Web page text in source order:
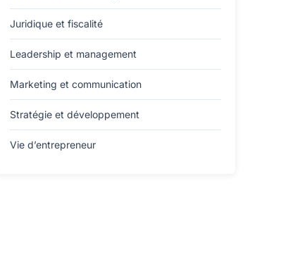
Juridique et fiscalité
Leadership et management
Marketing et communication
Stratégie et développement
Vie d’entrepreneur